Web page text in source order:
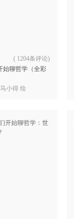
始聊哲学（全彩
( 1204条评论)
小得 绘